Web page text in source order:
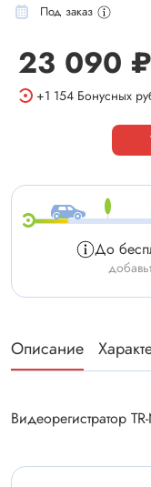
Под заказ
23 090
+1 154 Бонусных
До
Описание
Видеорегистратор